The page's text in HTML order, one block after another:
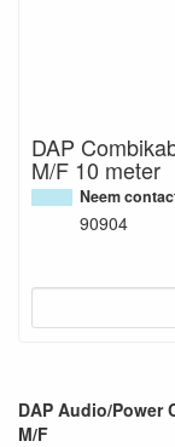
DAP
M/F 10 meter
Neem
90904
DAP Audio/Power
M/F